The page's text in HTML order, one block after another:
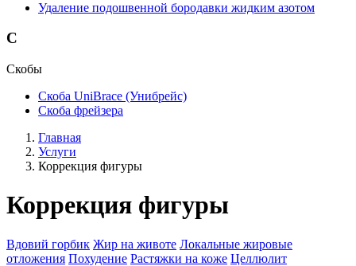
Удаление подошвенной бородавки жидким азотом
С
Скобы
Скоба UniBrace (Унибрейс)
Скоба фрейзера
Главная
Услуги
Коррекция фигуры
Коррекция фигуры
Вдовий горбик Жир на животе Локальные жировые
отложения Похудение Растяжки на коже Целлюлит